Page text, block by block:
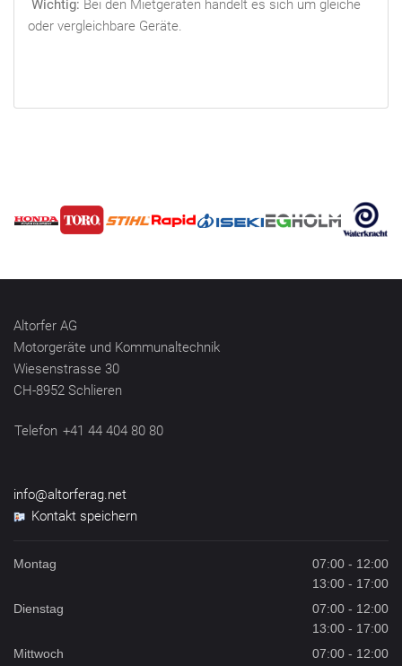
Wichtig: Bei den Mietgeräten handelt es sich um gleiche
oder vergleichbare Geräte.
Altorfer AG
Motorgeräte und Kommunaltechnik
Wiesenstrasse 30
CH-8952 Schlieren
Telefon +41 44 404 80 80
info@altorferag.net
Kontakt speichern
Montag
07:00 - 12:00
13:00 - 17:00
Dienstag
07:00 - 12:00
13:00 - 17:00
Mittwoch
07:00 - 12:00